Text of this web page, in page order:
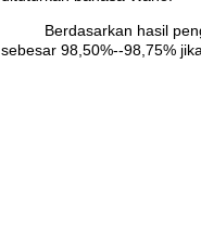
Berdasarkan hasil
sebesar 98,50%--98,75%